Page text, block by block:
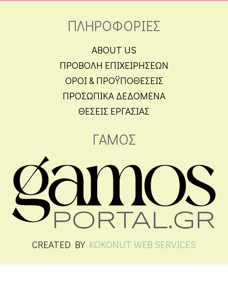
ΠΛΗΡΟΦΟΡΙΕΣ
ABOUT US
ΠΡΟΒΟΛΗ ΕΠΙΧΕΙΡΗΣΕΩΝ
ΟΡΟΙ & ΠΡΟΫΠΟΘΕΣΕΙΣ
ΠΡΟΣΩΠΙΚΑ ΔΕΔΟΜΕΝΑ
ΘΕΣΕΙΣ ΕΡΓΑΣΙΑΣ
ΓΑΜΟΣ
CREATED BY KOKONUT WEB SERVICES